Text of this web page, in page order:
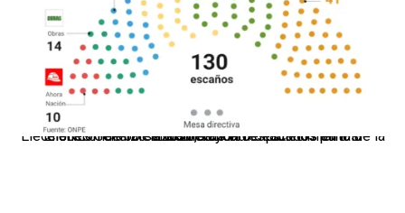
El JNE oficializó la distribución de escaños para la elección de 60 senadores y 130 diputados en las Elecciones Generales 2026, tras el restablecimiento de la Bicameralidad.